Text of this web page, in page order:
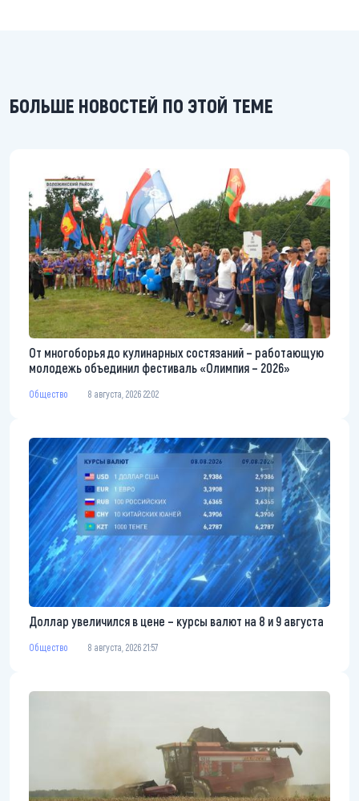
БОЛЬШЕ НОВОСТЕЙ ПО ЭТОЙ ТЕМЕ
От многоборья до кулинарных состязаний – работающую
молодежь объединил фестиваль «Олимпия – 2026»
Общество 8 августа, 2026 22:02
Доллар увеличился в цене – курсы валют на 8 и 9 августа
Общество 8 августа, 2026 21:57